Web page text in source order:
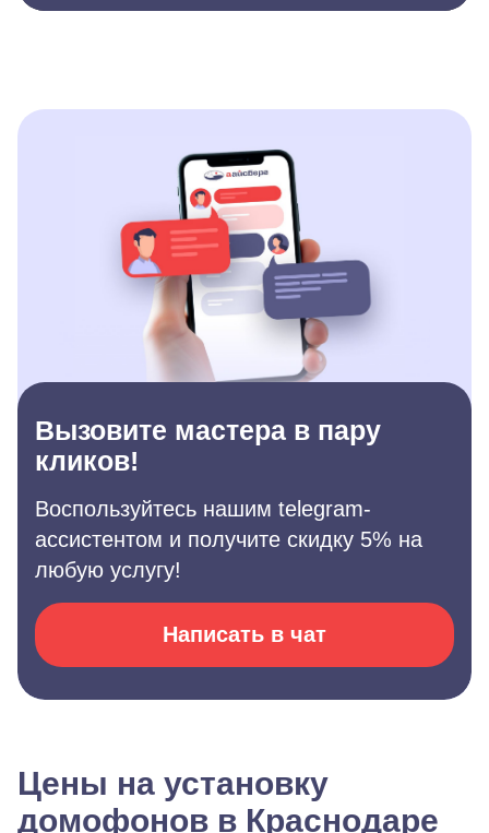
Вызовите мастера в пару
кликов!
Воспользуйтесь нашим telegram-
ассистентом и получите скидку 5% на
любую услугу!
Написать в чат
Цены на установку
домофонов в Краснодаре